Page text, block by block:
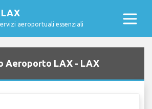
aeroportuali essenziali
Aeroporto LAX - LAX